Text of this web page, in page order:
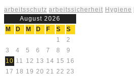
arbeitsschutz arbeitssicherheit Hygiene
August 2026
M
D M D F S
S
1
2
3
4 5 6 7 8
9
10 11 12 13 14 15 16
17 18 19 20 21 22 23